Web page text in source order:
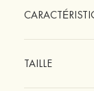
TAILLE